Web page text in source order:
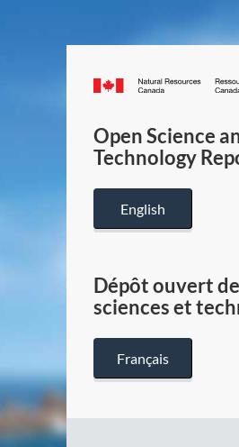
Canada.ca
Open Science
Technology
English
Dépôt ouvert
sciences et
Français